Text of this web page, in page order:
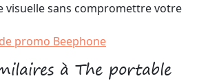
visuelle sans compromettre votre
promo Beephone
à The portable